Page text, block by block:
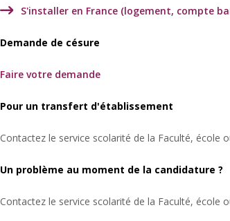
S'installer en France (logement, compte
Demande de césure
Faire votre demande
Pour un transfert d'établissement
Contactez le service scolarité de la Faculté, école
Un problème au moment de la candidature ?
Contactez le service scolarité de la Faculté, école